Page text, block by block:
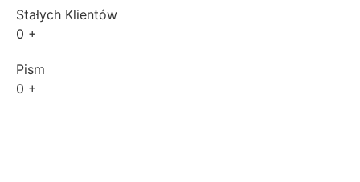
Stałych Klientów
0 +
Pism
0 +